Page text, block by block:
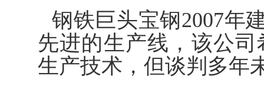
钢铁巨头宝钢2007年
先进的生产线，该公
生产技术，但谈判多年